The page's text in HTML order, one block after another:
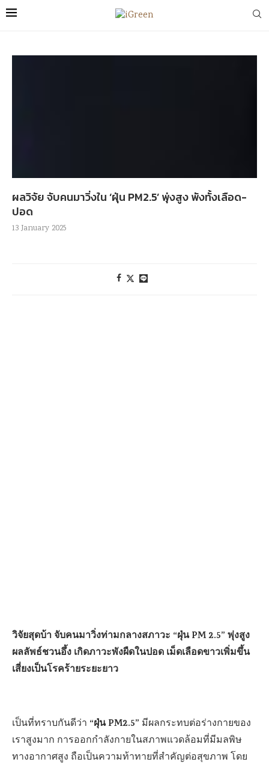
ผลวิจัย จับคนมาวิ่งใน ‘ฝุ่น PM2.5’ พุ่งสูง พังทั้งเลือด-
ปอด
13 January 2025
วิจัยสุดบ้า จับคนมาวิ่งท่ามกลางสภาวะ “ฝุ่น PM 2.5” พุ่งสูง
ผลลัพธ์ชวนอึ้ง เกิดภาวะพังผืดในปอด เม็ดเลือดขาวเพิ่มขึ้น
เสี่ยงเป็นโรคร้ายระยะยาว
เป็นที่ทราบกันดีว่า “ฝุ่น PM2.5” มีผลกระทบต่อร่างกายของ
เราสูงมาก การออกกำลังกายในสภาพแวดล้อมที่มีมลพิษ
ทางอากาศสูง ถือเป็นความท้าทายที่สำคัญต่อสุขภาพ โดย